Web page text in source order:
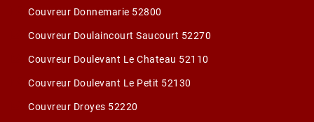
Couvreur Donnemarie 52800
Couvreur Doulaincourt Saucourt 52270
Couvreur Doulevant Le Chateau 52110
Couvreur Doulevant Le Petit 52130
Couvreur Droyes 52220